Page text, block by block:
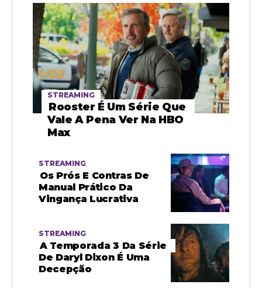
STREAMING
Rooster É Um Série Que
Vale A Pena Ver Na HBO
Max
STREAMING
Os Prós E Contras De
Manual Prático Da
Vingança Lucrativa
STREAMING
A Temporada 3 Da Série
De Daryl Dixon É Uma
Decepção